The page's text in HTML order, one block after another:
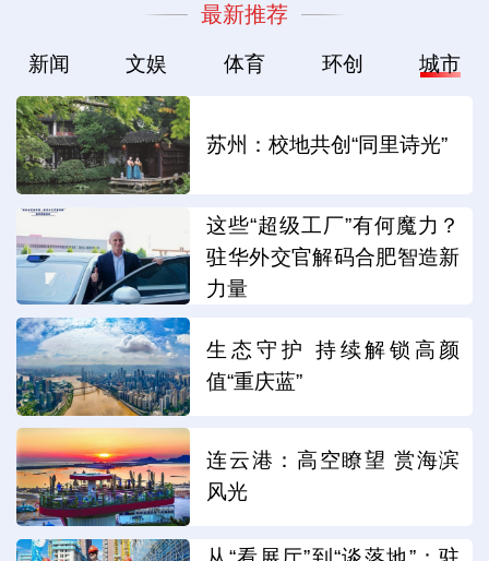
最新推荐
新闻 文娱 体育 环创 城市
苏州：校地共创“同里诗光”
这些“超级工厂”有何魔力？
驻华外交官解码合肥智造新
力量
生态守护 持续解锁高颜
值“重庆蓝”
连云港：高空瞭望 赏海滨
风光